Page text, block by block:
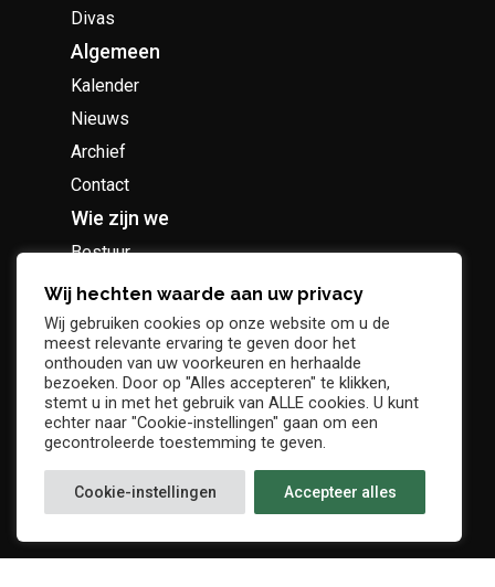
Divas
Algemeen
Kalender
Nieuws
Archief
Contact
Wie zijn we
Bestuur
Geschiedenis
Supportersclub
Socio Business Club
Wij hechten waarde aan uw privacy
Wij gebruiken cookies op onze website om u de
meest relevante ervaring te geven door het
onthouden van uw voorkeuren en herhaalde
bezoeken. Door op "Alles accepteren" te klikken,
stemt u in met het gebruik van ALLE cookies. U kunt
echter naar "Cookie-instellingen" gaan om een
gecontroleerde toestemming te geven.
Cookie-instellingen Accepteer alles